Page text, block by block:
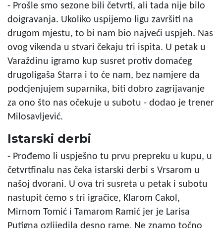
- Prošle smo sezone bili četvrti, ali tada nije bilo
doigravanja. Ukoliko uspijemo ligu završiti na
drugom mjestu, to bi nam bio najveći uspjeh. Nas
ovog vikenda u stvari čekaju tri ispita. U petak u
Varaždinu igramo kup susret protiv domaćeg
drugoligaša Starra i to će nam, bez namjere da
podcjenjujem suparnika, biti dobro zagrijavanje
za ono što nas očekuje u subotu - dodao je trener
Milosavljević.
Istarski derbi
- Prođemo li uspješno tu prvu prepreku u kupu, u
četvrtfinalu nas čeka istarski derbi s Vrsarom u
našoj dvorani. U ova tri susreta u petak i subotu
nastupit ćemo s tri igračice, Klarom Cakol,
Mirnom Tomić i Tamarom Ramić jer je Larisa
Putigna ozlijedila desno rame. Ne znamo točno